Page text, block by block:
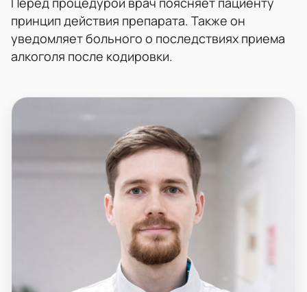
принцип действия препарата. Также он
уведомляет больного о последствиях приема
алкоголя после кодировки.